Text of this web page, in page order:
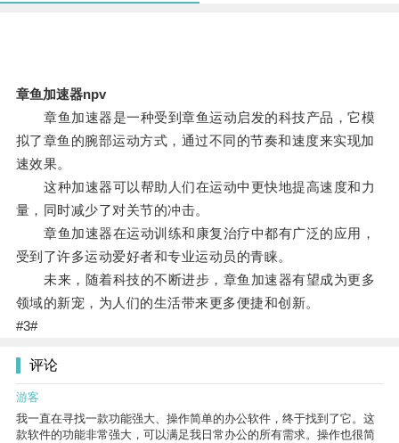
章鱼加速器npv
章鱼加速器是一种受到章鱼运动启发的科技产品，它模
拟了章鱼的腕部运动方式，通过不同的节奏和速度来实现加
速效果。
这种加速器可以帮助人们在运动中更快地提高速度和力
量，同时减少了对关节的冲击。
章鱼加速器在运动训练和康复治疗中都有广泛的应用，
受到了许多运动爱好者和专业运动员的青睐。
未来，随着科技的不断进步，章鱼加速器有望成为更多
领域的新宠，为人们的生活带来更多便捷和创新。
#3#
评论
游客
我一直在寻找一款功能强大、操作简单的办公软件，终于找到了它。这
款软件的功能非常强大，可以满足我日常办公的所有需求。操作也很简